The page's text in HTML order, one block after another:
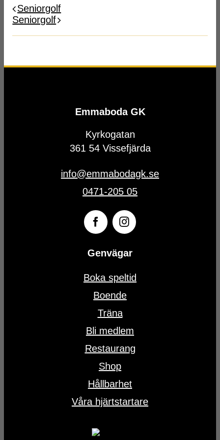
Seniorgolf
Seniorgolf
Emmaboda GK
Kyrkogatan
361 54 Vissefjärda
info@emmabodagk.se
0471-205 05
Genvägar
Boka speltid
Boende
Träna
Bli medlem
Restaurang
Shop
Hållbarhet
Våra hjärtstartare